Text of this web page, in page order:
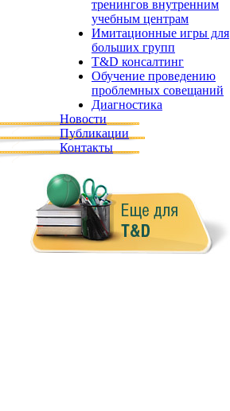
тренингов внутренним
учебным центрам
Имитационные игры для
больших групп
T&D консалтинг
Обучение проведению
проблемных совещаний
Диагностика
Новости
Публикации
Контакты